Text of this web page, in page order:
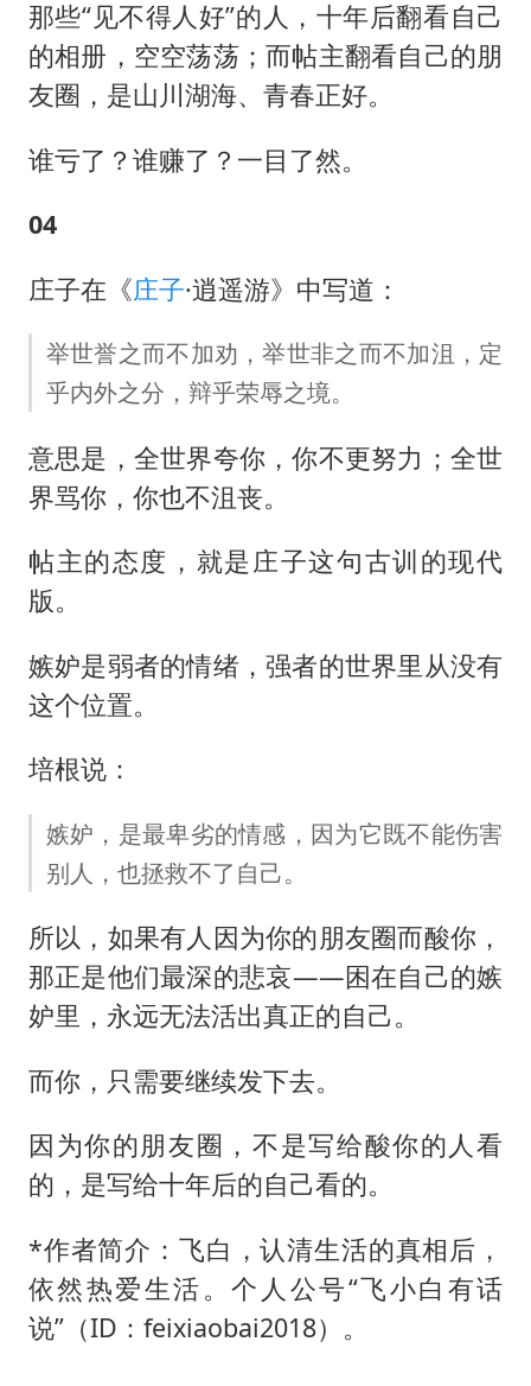
那些“见不得人好”的人，十年后翻看自己
的相册，空空荡荡；而帖主翻看自己的朋
友圈，是山川湖海、青春正好。
谁亏了？谁赚了？一目了然。
04
庄子在《庄子·逍遥游》中写道：
举世誉之而不加劝，举世非之而不加沮，定
乎内外之分，辩乎荣辱之境。
意思是，全世界夸你，你不更努力；全世
界骂你，你也不沮丧。
帖主的态度，就是庄子这句古训的现代
版。
嫉妒是弱者的情绪，强者的世界里从没有
这个位置。
培根说：
嫉妒，是最卑劣的情感，因为它既不能伤害
别人，也拯救不了自己。
所以，如果有人因为你的朋友圈而酸你，
那正是他们最深的悲哀——困在自己的嫉
妒里，永远无法活出真正的自己。
而你，只需要继续发下去。
因为你的朋友圈，不是写给酸你的人看
的，是写给十年后的自己看的。
*作者简介：飞白，认清生活的真相后，
依然热爱生活。个人公号“飞小白有话
说”（ID：feixiaobai2018）。